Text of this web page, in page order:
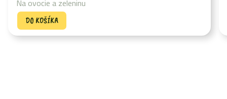
Na ovocie a zeleninu
DO KOŠÍKA